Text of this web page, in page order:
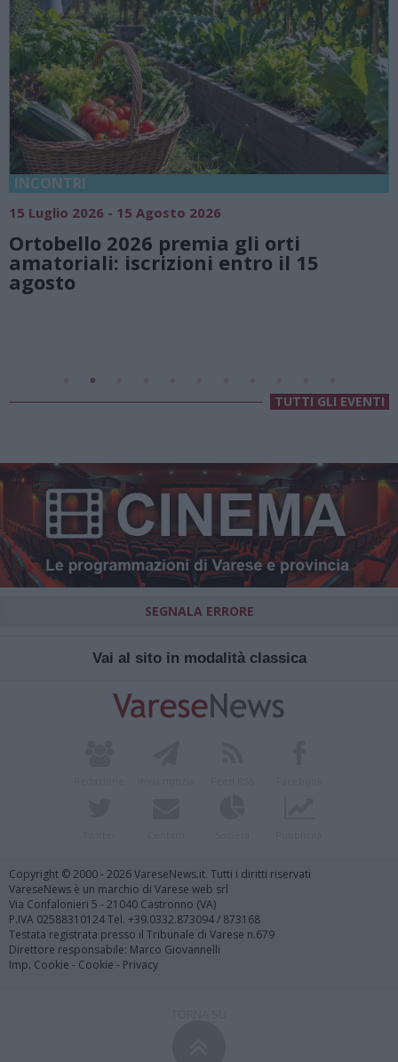
gli orti
il 15
18 Luglio 2026 - 15 Agosto 2026
Vivi l’estate a Villa
natura e atmosfere
Lago di Lugano
TUTTI GLI EVENTI
SEGNALA ERRORE
Vai al sito in modalità classica
Copyright © 2000 - 2026 VareseNews.it. Tutti i diritti riservati
VareseNews è un marchio di Varese web srl
Via Confalonieri 5 - 21040 Castronno (VA)
P.IVA 02588310124 Tel. +39.0332.873094 / 873168
Testata registrata presso il Tribunale di Varese n.679
Direttore responsabile: Marco Giovannelli
Imp. Cookie - Cookie - Privacy